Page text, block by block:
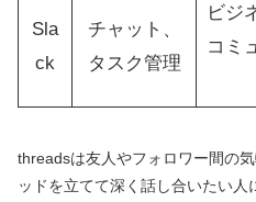
Sla
ck
チャット、
タスク管理
ビジ
コミ
threadsは友人やフォロワー間の
ッドを立てて深く話し合いたい